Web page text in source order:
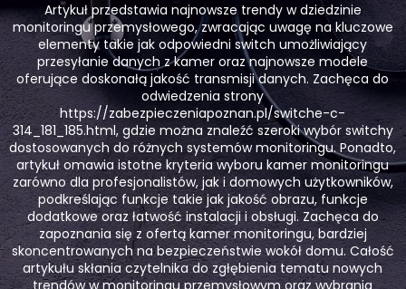
Artykuł przedstawia najnowsze trendy w dziedzinie
monitoringu przemysłowego, zwracając uwagę na kluczowe
elementy takie jak odpowiedni switch umożliwiający
przesyłanie danych z kamer oraz najnowsze modele
oferujące doskonałą jakość transmisji danych. Zachęca do
odwiedzenia strony
https://zabezpieczeniapoznan.pl/switche-c-
314_181_185.html, gdzie można znaleźć szeroki wybór switchy
dostosowanych do różnych systemów monitoringu. Ponadto,
artykuł omawia istotne kryteria wyboru kamer monitoringu
zarówno dla profesjonalistów, jak i domowych użytkowników,
podkreślając funkcje takie jak jakość obrazu, funkcje
dodatkowe oraz łatwość instalacji i obsługi. Zachęca do
zapoznania się z ofertą kamer monitoringu, bardziej
skoncentrowanych na bezpieczeństwie wokół domu. Całość
artykułu skłania czytelnika do zgłębienia tematu nowych
trendów w monitoringu przemysłowym oraz wybrania